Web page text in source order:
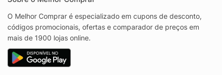
O Melhor Comprar é especializado em cupons de desconto,
códigos promocionais, ofertas e comparador de preços em
mais de 1900 lojas online.